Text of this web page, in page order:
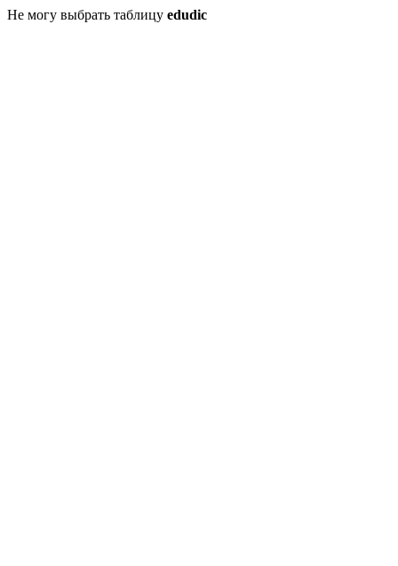
Не могу выбрать таблицу edudic